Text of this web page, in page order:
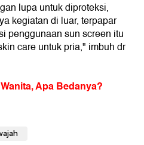
lupa untuk diproteksi,
kegiatan di luar, terpapar
penggunaan sun screen itu
care untuk pria," imbuh dr
Apa Bedanya?